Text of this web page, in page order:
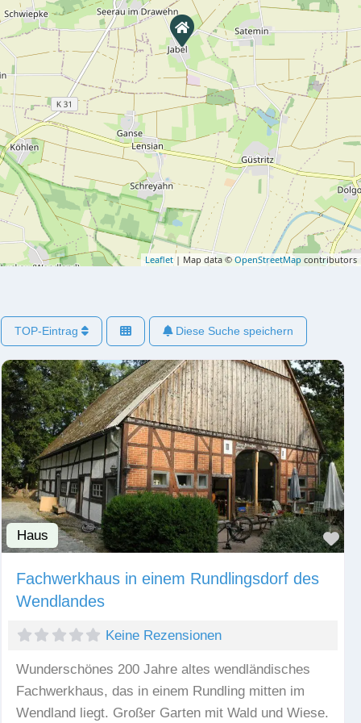
Leaflet| Map data ©OpenStreetMap contributors
TOP-Eintrag Diese Suche speichern
Haus
Fachwerkhaus in einem Rundlingsdorf des
Wendlandes
Keine Rezensionen
Wunderschönes 200 Jahre altes wendländisches
Fachwerkhaus, das in einem Rundling mitten im
Wendland liegt. Großer Garten mit Wald und Wiese.